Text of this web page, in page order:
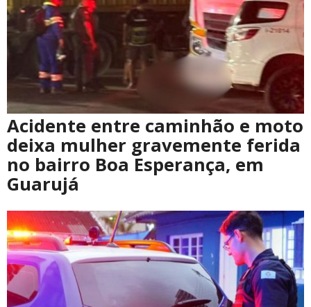
Acidente entre caminhão e moto
deixa mulher gravemente ferida
no bairro Boa Esperança, em
Guarujá